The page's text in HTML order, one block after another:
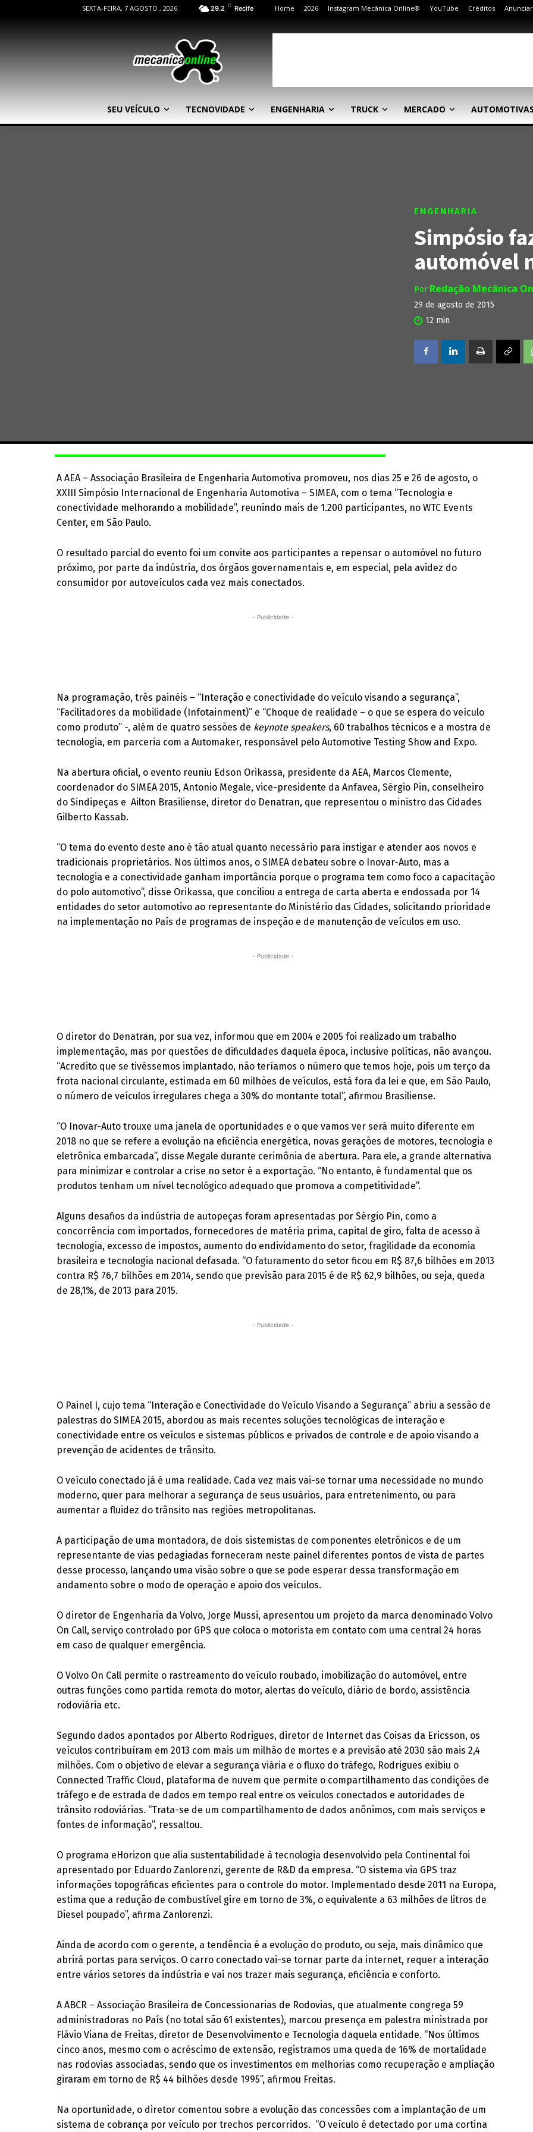
SEXTA-FEIRA, 7 AGOSTO , 2026 29.2 C Recife Home 2026 Instagram Mecânica Online® YouTube Créditos Anunciar
SEU VEÍCULO TECNOVIDADE ENGENHARIA TRUCK MERCADO AUTOMOTIVAS
ENGENHARIA
Simpósio
automóvel
Por Redação Mecânica
29 de agosto de 2015
12 min
A AEA – Associação Brasileira de Engenharia Automotiva promoveu, nos dias 25 e 26 de agosto, o
XXIII Simpósio Internacional de Engenharia Automotiva – SIMEA, com o tema “Tecnologia e
conectividade melhorando a mobilidade”, reunindo mais de 1.200 participantes, no WTC Events
Center, em São Paulo.
O resultado parcial do evento foi um convite aos participantes a repensar o automóvel no futuro
próximo, por parte da indústria, dos órgãos governamentais e, em especial, pela avidez do
consumidor por autoveículos cada vez mais conectados.
- Publicidade -
Na programação, três painéis – “Interação e conectividade do veículo visando a segurança”,
“Facilitadores da mobilidade (Infotainment)” e “Choque de realidade – o que se espera do veículo
como produto” -, além de quatro sessões de keynote speakers, 60 trabalhos técnicos e a mostra de
tecnologia, em parceria com a Automaker, responsável pelo Automotive Testing Show and Expo.
Na abertura oficial, o evento reuniu Edson Orikassa, presidente da AEA, Marcos Clemente,
coordenador do SIMEA 2015, Antonio Megale, vice-presidente da Anfavea, Sérgio Pin, conselheiro
do Sindipeças e Ailton Brasiliense, diretor do Denatran, que representou o ministro das Cidades
Gilberto Kassab.
“O tema do evento deste ano é tão atual quanto necessário para instigar e atender aos novos e
tradicionais proprietários. Nos últimos anos, o SIMEA debateu sobre o Inovar-Auto, mas a
tecnologia e a conectividade ganham importância porque o programa tem como foco a capacitação
do polo automotivo”, disse Orikassa, que conciliou a entrega de carta aberta e endossada por 14
entidades do setor automotivo ao representante do Ministério das Cidades, solicitando prioridade
na implementação no País de programas de inspeção e de manutenção de veículos em uso.
- Publicidade -
O diretor do Denatran, por sua vez, informou que em 2004 e 2005 foi realizado um trabalho
implementação, mas por questões de dificuldades daquela época, inclusive políticas, não avançou.
“Acredito que se tivéssemos implantado, não teríamos o número que temos hoje, pois um terço da
frota nacional circulante, estimada em 60 milhões de veículos, está fora da lei e que, em São Paulo,
o número de veículos irregulares chega a 30% do montante total”, afirmou Brasiliense.
“O Inovar-Auto trouxe uma janela de oportunidades e o que vamos ver será muito diferente em
2018 no que se refere a evolução na eficiência energética, novas gerações de motores, tecnologia e
eletrônica embarcada”, disse Megale durante cerimônia de abertura. Para ele, a grande alternativa
para minimizar e controlar a crise no setor é a exportação. “No entanto, é fundamental que os
produtos tenham um nível tecnológico adequado que promova a competitividade”.
Alguns desafios da indústria de autopeças foram apresentadas por Sérgio Pin, como a
concorrência com importados, fornecedores de matéria prima, capital de giro, falta de acesso à
tecnologia, excesso de impostos, aumento do endividamento do setor, fragilidade da economia
brasileira e tecnologia nacional defasada. “O faturamento do setor ficou em R$ 87,6 bilhões em 2013
contra R$ 76,7 bilhões em 2014, sendo que previsão para 2015 é de R$ 62,9 bilhões, ou seja, queda
de 28,1%, de 2013 para 2015.
- Publicidade -
O Painel I, cujo tema “Interação e Conectividade do Veículo Visando a Segurança” abriu a sessão de
palestras do SIMEA 2015, abordou as mais recentes soluções tecnológicas de interação e
conectividade entre os veículos e sistemas públicos e privados de controle e de apoio visando a
prevenção de acidentes de trânsito.
O veículo conectado já é uma realidade. Cada vez mais vai-se tornar uma necessidade no mundo
moderno, quer para melhorar a segurança de seus usuários, para entretenimento, ou para
aumentar a fluidez do trânsito nas regiões metropolitanas.
A participação de uma montadora, de dois sistemistas de componentes eletrônicos e de um
representante de vias pedagiadas forneceram neste painel diferentes pontos de vista de partes
desse processo, lançando uma visão sobre o que se pode esperar dessa transformação em
andamento sobre o modo de operação e apoio dos veículos.
O diretor de Engenharia da Volvo, Jorge Mussi, apresentou um projeto da marca denominado Volvo
On Call, serviço controlado por GPS que coloca o motorista em contato com uma central 24 horas
em caso de qualquer emergência.
O Volvo On Call permite o rastreamento do veículo roubado, imobilização do automóvel, entre
outras funções como partida remota do motor, alertas do veículo, diário de bordo, assistência
rodoviária etc.
Segundo dados apontados por Alberto Rodrigues, diretor de Internet das Coisas da Ericsson, os
veículos contribuíram em 2013 com mais um milhão de mortes e a previsão até 2030 são mais 2,4
milhões. Com o objetivo de elevar a segurança viária e o fluxo do tráfego, Rodrigues exibiu o
Connected Traffic Cloud, plataforma de nuvem que permite o compartilhamento das condições de
tráfego e de estrada de dados em tempo real entre os veículos conectados e autoridades de
trânsito rodoviárias. “Trata-se de um compartilhamento de dados anônimos, com mais serviços e
fontes de informação”, ressaltou.
O programa eHorizon que alia sustentabilidade à tecnologia desenvolvido pela Continental foi
apresentado por Eduardo Zanlorenzi, gerente de R&D da empresa. “O sistema via GPS traz
informações topográficas eficientes para o controle do motor. Implementado desde 2011 na Europa,
estima que a redução de combustível gire em torno de 3%, o equivalente a 63 milhões de litros de
Diesel poupado”, afirma Zanlorenzi.
Ainda de acordo com o gerente, a tendência é a evolução do produto, ou seja, mais dinâmico que
abrirá portas para serviços. O carro conectado vai-se tornar parte da internet, requer a interação
entre vários setores da indústria e vai nos trazer mais segurança, eficiência e conforto.
A ABCR – Associação Brasileira de Concessionarias de Rodovias, que atualmente congrega 59
administradoras no País (no total são 61 existentes), marcou presença em palestra ministrada por
Flávio Viana de Freitas, diretor de Desenvolvimento e Tecnologia daquela entidade. “Nos últimos
cinco anos, mesmo com o acréscimo de extensão, registramos uma queda de 16% de mortalidade
nas rodovias associadas, sendo que os investimentos em melhorias como recuperação e ampliação
giraram em torno de R$ 44 bilhões desde 1995”, afirmou Freitas.
Na oportunidade, o diretor comentou sobre a evolução das concessões com a implantação de um
sistema de cobrança por veículo por trechos percorridos. “O veículo é detectado por uma cortina